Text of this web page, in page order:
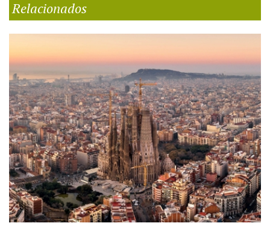
Relacionados